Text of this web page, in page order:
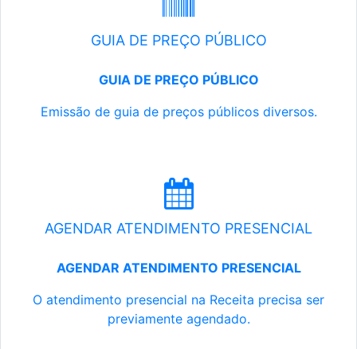
GUIA DE PREÇO PÚBLICO
GUIA DE PREÇO PÚBLICO
Emissão de guia de preços públicos diversos.
AGENDAR ATENDIMENTO PRESENCIAL
AGENDAR ATENDIMENTO PRESENCIAL
O atendimento presencial na Receita precisa ser
previamente agendado.